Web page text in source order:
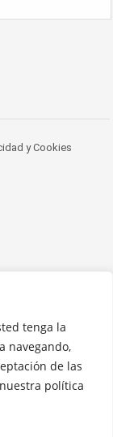
tenga la
navegando,
de las
política
y Cookies